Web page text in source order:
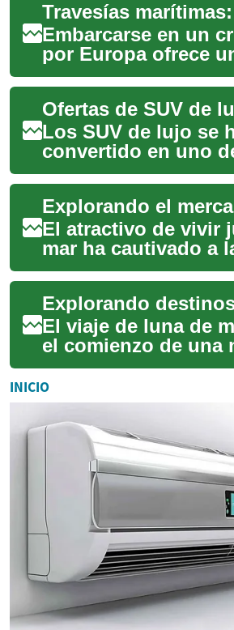
Embarcarse en un
por Europa ofrece
perspectiva única
descubrir la vasta
cultural, históri...
Los SUV de lujo se
convertido en uno
segmentos más
del mercado
Estos vehículos
El atractivo de vivir
mar ha cautivado a
humanidad durante
el mercado
costero cont...
El viaje de luna de
el comienzo de una
etapa para los recién
casados, ofreciendo
oportunidad úni...
INICIO